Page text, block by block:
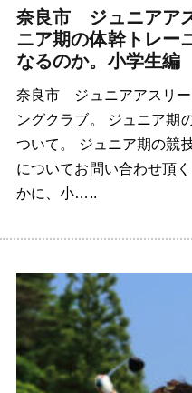
奈良市 ジュニアア
ニア期の体幹トレー
なるのか。小学生編
奈良市 ジュニアアスリ
ングクラブ。 ジュニア期
ついて。 ジュニア期の競
についてお問い合わせ頂
かに、小…..